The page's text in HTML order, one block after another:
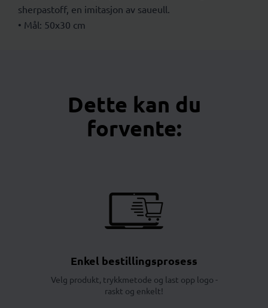
sherpastoff, en imitasjon av saueull.
• Mål: 50x30 cm
Dette kan du
forvente:
Enkel bestillingsprosess
Velg produkt, trykkmetode og last opp logo -
raskt og enkelt!